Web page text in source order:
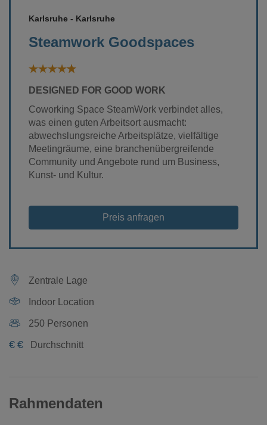
Steamwork Goodspaces
Karlsruhe - Karlsruhe
DESIGNED FOR GOOD WORK
Coworking Space SteamWork verbindet alles,
was einen guten Arbeitsort ausmacht:
abwechslungsreiche Arbeitsplätze, vielfältige
Meetingräume, eine branchenübergreifende
Community und Angebote rund um Business,
Kunst- und Kultur.
Preis anfragen
Zentrale Lage
Indoor Location
250 Personen
€ € Durchschnitt
Rahmendaten